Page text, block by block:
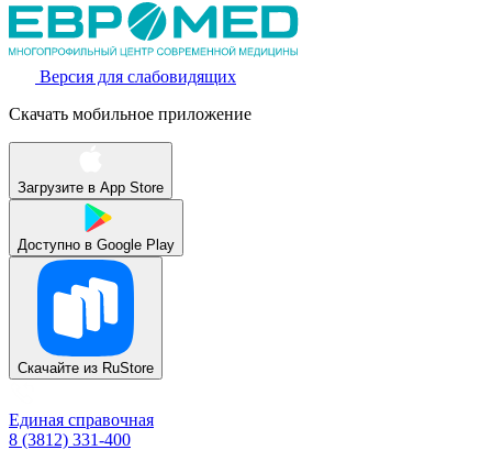
Версия для слабовидящих
Скачать мобильное приложение
Загрузите в App Store
Доступно в Google Play
Скачайте из RuStore
Единая справочная
8 (3812) 331-400